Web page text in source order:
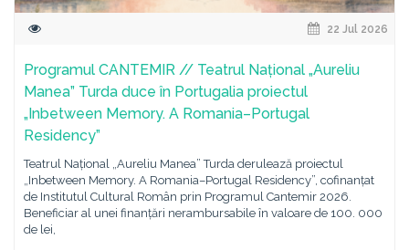
22 Jul 2026
Programul CANTEMIR // Teatrul Național „Aureliu
Manea” Turda duce în Portugalia proiectul
„Inbetween Memory. A Romania–Portugal
Residency”
Teatrul Național „Aureliu Manea” Turda derulează proiectul
„Inbetween Memory. A Romania–Portugal Residency”, cofinanțat
de Institutul Cultural Român prin Programul Cantemir 2026.
Beneficiar al unei finanțări nerambursabile în valoare de 100. 000
de lei,